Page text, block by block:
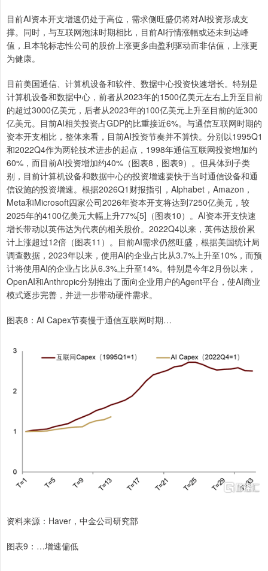
目前AI资本开支增速仍处于高位，需求侧旺盛仍将对AI投资形成支
撑。同时，与互联网泡沫时期相比，目前AI行情涨幅或还未到达峰
值，且本轮标志性公司的股价上涨更多由盈利驱动而非估值，上涨更
为健康。
目前美国通信、计算机设备和软件、数据中心投资快速增长。特别是
计算机设备和数据中心，前者从2023年的1500亿美元左右上升至目前
的超过3000亿美元，后者从2023年的100亿美元上升至目前的近300
亿美元。目前AI相关投资占GDP的比重接近6%。与通信互联网时期的
资本开支相比，整体来看，目前AI投资节奏并不算快。分别以1995Q1
和2022Q4作为两轮技术进步的起点，1998年通信互联网投资增加约
60%，而目前AI投资增加约40%（图表8，图表9）。但具体到子类
别，目前计算机设备和数据中心的投资增速要快于当时通信设备和通
信设施的投资增速。根据2026Q1财报指引，Alphabet，Amazon，
Meta和Microsoft四家公司2026年资本开支将达到7250亿美元，较
2025年的4100亿美元大幅上升77%[5]（图表10）。AI资本开支快速
增长带动以英伟达为代表的相关股价。2022Q4以来，英伟达股价累
计上涨超过12倍（图表11）。目前AI需求仍然旺盛，根据美国统计局
调查数据，2023年以来，使用AI的企业占比从3.7%上升至10%，而预
计将使用AI的企业占比从6.3%上升至14%。特别是今年2月份以来，
OpenAI和Anthropic分别推出了面向企业用户的Agent平台，使AI商业
模式逐步完善，并进一步带动硬件需求。
图表8：AI Capex节奏慢于通信互联网时期…
资料来源：Haver，中金公司研究部
图表9：…增速偏低